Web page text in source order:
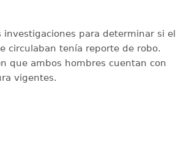
investigaciones para determinar si el
circulaban tenía reporte de robo.
que ambos hombres cuentan con
vigentes.